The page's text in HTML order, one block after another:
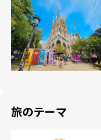
旅のテーマ